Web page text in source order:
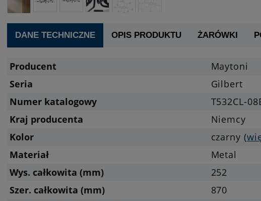
DANE TECHNICZNE OPIS PRODUKTU ŻARÓWKI
Producent
Maytoni
Seria
Gilbert
Numer katalogowy
T532CL-
Kraj producenta
Niemcy
Kolor
czarny (
Materiał
Metal
Wys. całkowita (mm)
252
Szer. całkowita (mm)
870